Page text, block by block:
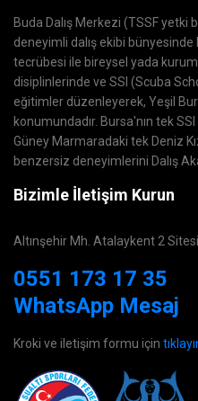
Buda Dalış Merkezi (TSSF yetki
deneyimli dalış ekibi bünyesinde
tecrübesi ile bireysel yada
disiplinlerinde ve SSI (Scuba
eğitimler düzenleyerek, Yeşil
konumundadır. Bursa'nın tek SSI
Güney Marmaradaki tek Deniz
benzersiz deneyimlerini Dalış
Bizimle İletişim Kurun
Altınşehir Mh. Atalaykent 2
0551 173 17 35
WhatsApp Mesaj
Kroki ve iletişim formu için